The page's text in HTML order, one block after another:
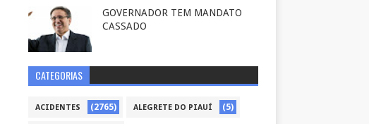
GOVERNADOR TEM MANDATO
CASSADO
CATEGORIAS
ACIDENTES (2765) ALEGRETE DO PIAUÍ (5)